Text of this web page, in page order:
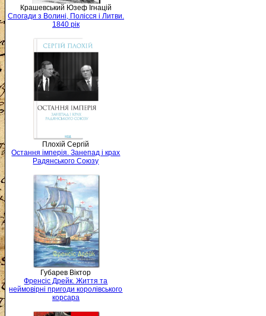
Крашевський Юзеф Ігнацій
Спогади з Волині, Полісся і Литви.
1840 рік
Плохій Сергій
Остання імперія. Занепад і крах
Радянського Союзу
Губарев Віктор
Френсіс Дрейк. Життя та
неймовірні пригоди королівського
корсара